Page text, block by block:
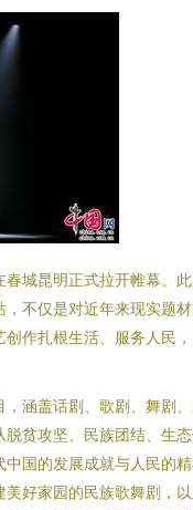
城昆明正式拉开帷幕。
不仅是对近年来现实题
作扎根生活、服务人民
涵盖话剧、歌剧、舞剧
贫攻坚、民族团结、生
国的发展成就与人民的
好家园的民族歌舞剧，